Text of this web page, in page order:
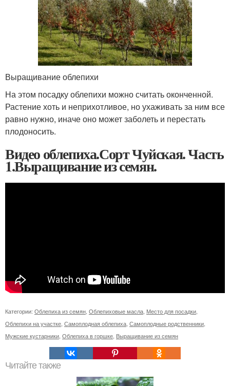
Выращивание облепихи
На этом посадку облепихи можно считать оконченной.
Растение хоть и неприхотливое, но ухаживать за ним все
равно нужно, иначе оно может заболеть и перестать
плодоносить.
Видео облепиха.Сорт Чуйская. Часть
1.Выращивание из семян.
Категории: Облепиха из семян Облепиховые масла Место для посадки
Облепихи на участке Самоплодная облепиха Самоплодные родственники
Мужские кустарники Облепиха в горшке Выращивание из семян
Читайте также